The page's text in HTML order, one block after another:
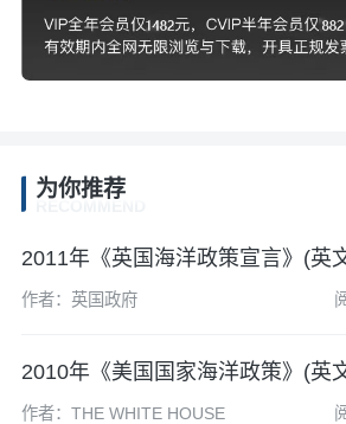
为你推荐
2011年《英国海洋政策宣言》(英
作者：英国政府
2010年《美国国家海洋政策》(英
作者：THE WHITE HOUSE